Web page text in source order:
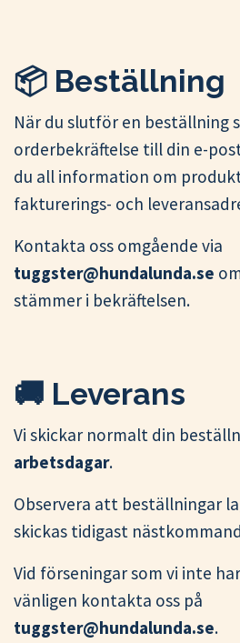
📦 Beställning
När du slutför en beställning
orderbekräftelse till din e-
du all information om
fakturerings- och
Kontakta oss omgående via
tuggster@hundalunda.se
stämmer i bekräftelsen.
🚚 Leverans
Vi skickar normalt din
arbetsdagar.
Observera att beställningar
skickas tidigast
Vid förseningar som vi inte
vänligen kontakta oss på
tuggster@hundalunda.se.